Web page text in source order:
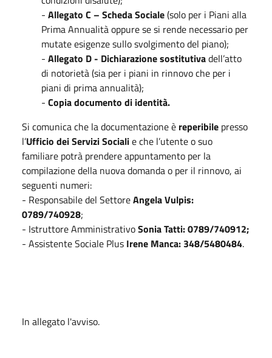
- Allegato C – Scheda Sociale(solo per i Piani alla
Prima Annualità oppure se si rende necessario per
mutate esigenze sullo svolgimento del piano);
- Allegato D - Dichiarazione sostitutivadell’atto
di notorietà (sia per i piani in rinnovo che per i
piani di prima annualità);
- Copia documento di identità.
Si comunica che la documentazione è reperibile presso
l’Ufficio dei Servizi Socialie che l’utente o suo
familiare potrà prendere appuntamento per la
compilazione della nuova domanda o per il rinnovo, ai
seguenti numeri:
- Responsabile del SettoreAngela Vulpis:
0789/740928;
- Istruttore AmministrativoSonia Tatti: 0789/740912;
- Assistente Sociale Plus Irene Manca: 348/5480484.
In allegato l'avviso.